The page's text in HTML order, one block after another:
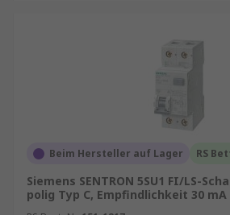
Beim Hersteller auf Lager RS
Siemens SENTRON 5SU1 FI/LS-
polig Typ C, Empfindlichkeit 30 mA